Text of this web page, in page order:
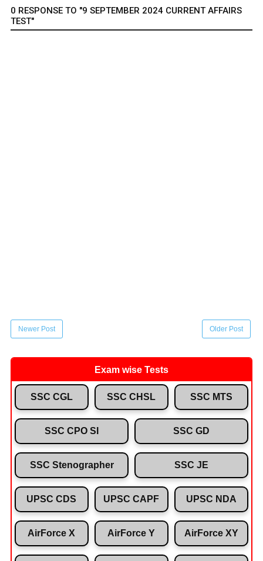
0 RESPONSE TO "9 SEPTEMBER 2024 CURRENT AFFAIRS
TEST"
Newer Post Older Post
Exam wise Tests
SSC CGL SSC CHSL SSC MTS
SSC CPO SI SSC GD
SSC Stenographer SSC JE
UPSC CDS UPSC CAPF UPSC NDA
AirForce X AirForce Y AirForce XY